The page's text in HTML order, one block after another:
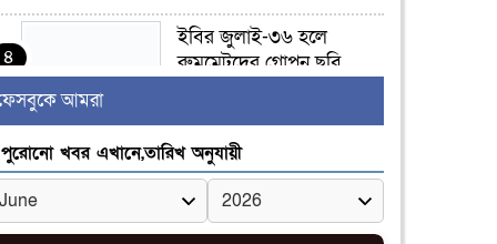
৪
ইবির জুলাই-৩৬ হলে
রুমমেটদের গোপন ছবি
৫
র‍্যাব বিলুপ্ত হয়ে এসআরবি,
থাকছে নাগরিক অভিযোগের
আমরা
পুরোনো খবর এখানে,তারিখ অনুযায়ী